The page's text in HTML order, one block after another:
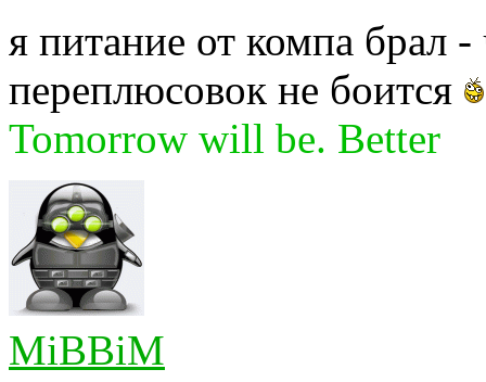
я питание от компа брал
переплюсовок не боится
Tomorrow will be. Better
MiBBiM